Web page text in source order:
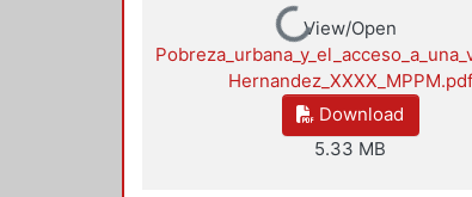
Loading...View/Open
Hernandez_XXXX_MPPM.pdf
Download
5.33 MB